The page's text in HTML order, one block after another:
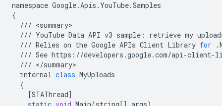
namespace Google.Apis . YouTube.Samples
{
/// <summary
/// YouTube Data API v3 sample : retrieve my
/// Relies on the Google APIs Client Library for .
/// See https : //developers .google.com/api-client-
/// </summary
internal class MyUploads
{
[STAThread]